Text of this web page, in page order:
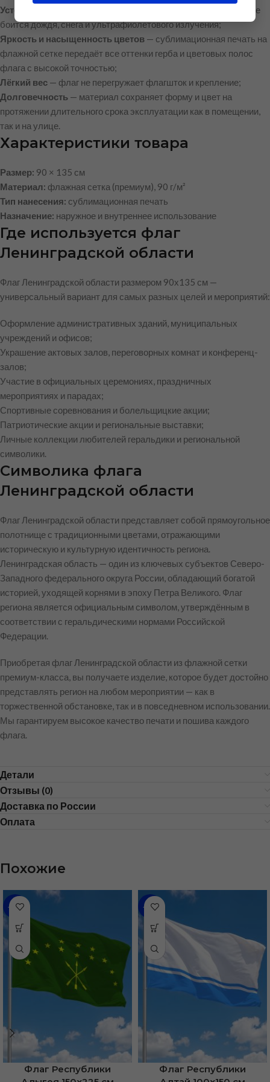
Устойчивость к атмосферным воздействиям
— материал не
боится дождя, снега и ультрафиолетового излучения;
Яркость и насыщенность цветов — сублимационная печать на
флажной сетке передаёт все оттенки герба и цветовых полос
флага с высокой точностью;
Лёгкий вес — флаг не перегружает флагшток и крепление;
Долговечность — материал сохраняет форму и цвет на
протяжении длительного срока эксплуатации как в помещении,
так и на улице.
Характеристики товара
Размер: 90 × 135 см
Материал: флажная сетка (премиум), 90 г/м²
Тип нанесения: сублимационная печать
Назначение: наружное и внутреннее использование
Где используется флаг
Ленинградской области
Флаг Ленинградской области размером 90х135 см —
универсальный вариант для самых разных целей и мероприятий:
Оформление административных зданий, муниципальных
учреждений и офисов;
Украшение актовых залов, переговорных комнат и конференц-
залов;
Участие в официальных церемониях, праздничных
мероприятиях и парадах;
Спортивные соревнования и болельщицкие акции;
Патриотические акции и региональные выставки;
Личные коллекции любителей геральдики и региональной
символики.
Символика флага
Ленинградской области
Флаг Ленинградской области представляет собой прямоугольное
полотнище с традиционными цветами, отражающими
историческую и культурную идентичность региона.
Ленинградская область — один из ключевых субъектов Северо-
Западного федерального округа России, обладающий богатой
историей, уходящей корнями в эпоху Петра Великого. Флаг
региона является официальным символом, утверждённым в
соответствии с геральдическими нормами Российской
Федерации.
Приобретая флаг Ленинградской области из флажной сетки
премиум-класса, вы получаете изделие, которое будет достойно
представлять регион на любом мероприятии — как в
торжественной обстановке, так и в повседневном использовании.
Мы гарантируем высокое качество печати и пошива каждого
флага.
Детали
Отзывы (0)
Доставка по России
Оплата
Похожие
-31%
Флаг Республики
-46%
Флаг Республики